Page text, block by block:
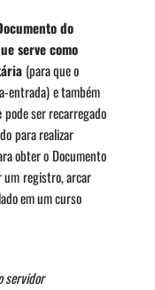
do
serve como
(para que o
entrada) e também
ser recarregado
para realizar
obter o Documento
um registro, arcar
em um curso
servidor